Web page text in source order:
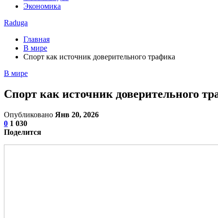
Экономика
Raduga
Главная
В мире
Спорт как источник доверительного трафика
В мире
Спорт как источник доверительного
Опубликовано Янв 20, 2026
0 1 030
Поделится